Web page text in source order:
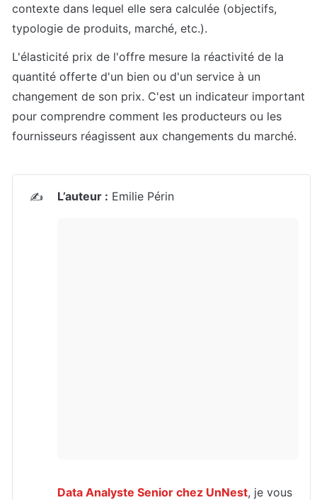
contexte dans lequel elle sera calculée (objectifs,
typologie de produits, marché, etc.).
L'élasticité prix de l'offre mesure la réactivité de la
quantité offerte d'un bien ou d'un service à un
changement de son prix. C'est un indicateur important
pour comprendre comment les producteurs ou les
fournisseurs réagissent aux changements du marché.
✍️ L’auteur : Emilie Périn
Data Analyste Senior chez UnNest, je vous